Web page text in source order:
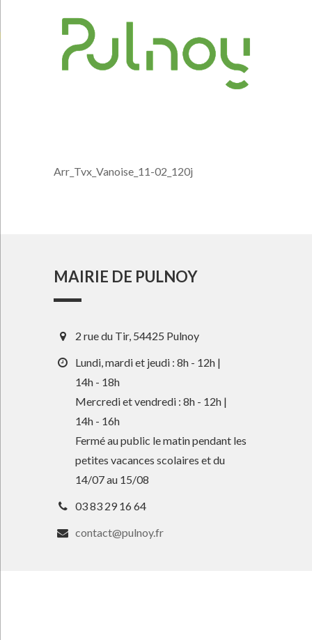
Arr_Tvx_Vanoise_11-02_120j
MAIRIE DE PULNOY
2 rue du Tir, 54425 Pulnoy
Lundi, mardi et jeudi : 8h - 12h |
14h - 18h
Mercredi et vendredi : 8h - 12h |
14h - 16h
Fermé au public le matin pendant les
petites vacances scolaires et du
14/07 au 15/08
03 83 29 16 64
contact@pulnoy.fr